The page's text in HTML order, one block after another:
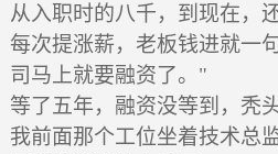
从入职时的八千，到现在，
每次提涨薪，老板钱进就一
司马上就要融资了。"
等了五年，融资没等到，秃
我前面那个工位坐着技术总